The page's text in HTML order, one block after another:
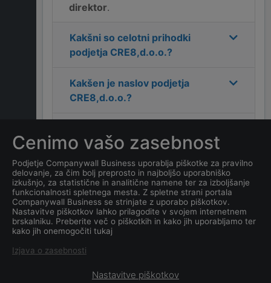
direktor.
Kakšni so celotni prihodki
podjetja CRE8,d.o.o.?
Kakšen je naslov podjetja
CRE8,d.o.o.?
CRE8,d.o.o. ?
Koliko zaposlenih ima
podjetjeCRE8,d.o.o.?
Kateri je datum ustanovitve
podjetjaCRE8,d.o.o.
Cenimo vašo zasebnost
Podjetje Companywall Business uporablja piškotke za pravilno
delovanje, za čim bolj preprosto in najboljšo uporabniško
izkušnjo, za statistične in analitične namene ter za izboljšanje
funkcionalnosti spletnega mesta. Z spletne strani portala
Companywall Business se strinjate z uporabo piškotkov.
Nastavitve piškotkov lahko prilagodite v svojem internetnem
brskalniku. Preberite več o piškotkih in kako jih uporabljamo ter
kako jih onemogočiti tukaj
Izjava o zasebnosti
Nastavitve piškotkov